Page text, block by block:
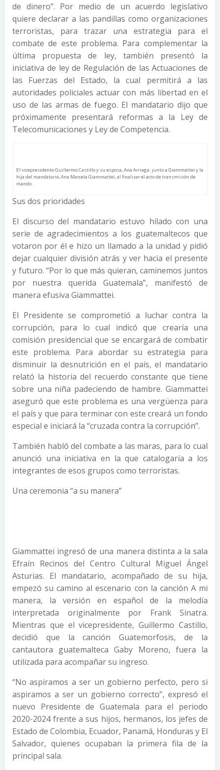
de dinero”. Por medio de un acuerdo legislativo
quiere declarar a las pandillas como organizaciones
terroristas, para trazar una estrategia para el
combate de este problema. Para complementar la
última propuesta de ley, también presentó la
iniciativa de ley de Regulación de las Actuaciones de
las Fuerzas del Estado, la cual permitirá a las
autoridades policiales actuar con más libertad en el
uso de las armas de fuego. El mandatario dijo que
próximamente presentará reformas a la Ley de
Telecomunicaciones y Ley de Competencia.
El vicepresidente Guillermo Castillo y su esposa, Ana Arriaga; junto a Giammattei y la
hija del mandatario, Ana Marcela Giammattei, al finalizar el acto de transmisión de
mando.
Sus dos prioridades
El discurso del mandatario estuvo hilado con una
serie de agradecimientos a los guatemaltecos que
votaron por él e hizo un llamado a la unidad y pidió
dejar cualquier división atrás y ver hacia el presente
y futuro. “Por lo que más quieran, caminemos juntos
por nuestra querida Guatemala”, manifestó de
manera efusiva Giammattei.
El Presidente se comprometió a luchar contra la
corrupción, para lo cual indicó que crearía una
comisión presidencial que se encargará de combatir
este problema. Para abordar su estrategia para
disminuir la desnutrición en el país, el mandatario
relató la historia del recuerdo constante que tiene
sobre una niña padeciendo de hambre. Giammattei
aseguró que este problema es una vergüenza para
el país y que para terminar con este creará un fondo
especial e iniciará la “cruzada contra la corrupción”.
También habló del combate a las maras, para lo cual
anunció una iniciativa en la que catalogaría a los
integrantes de esos grupos como terroristas.
Una ceremonia “a su manera”
Giammattei ingresó de una manera distinta a la sala
Efraín Recinos del Centro Cultural Miguel Ángel
Asturias. El mandatario, acompañado de su hija,
empezó su camino al escenario con la canción A mi
manera, la versión en español de la melodía
interpretada originalmente por Frank Sinatra.
Mientras que el vicepresidente, Guillermo Castillo,
decidió que la canción Guatemorfosis, de la
cantautora guatemalteca Gaby Moreno, fuera la
utilizada para acompañar su ingreso.
“No aspiramos a ser un gobierno perfecto, pero si
aspiramos a ser un gobierno correcto”, expresó el
nuevo Presidente de Guatemala para el periodo
2020-2024 frente a sus hijos, hermanos, los jefes de
Estado de Colombia, Ecuador, Panamá, Honduras y El
Salvador, quienes ocupaban la primera fila de la
principal sala.